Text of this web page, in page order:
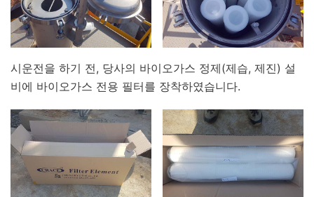
시운전을 하기 전, 당사의 바이오가스 정제(제습, 제진) 설
비에 바이오가스 전용 필터를 장착하였습니다.